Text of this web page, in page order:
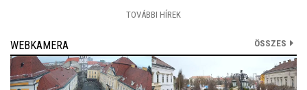
TOVÁBBI HÍREK
WEBKAMERA ÖSSZES